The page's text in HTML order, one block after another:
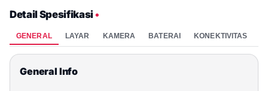
Detail Spesifikasi•
GENERAL LAYAR KAMERA BATERAI KONEKTIVITAS
General Info